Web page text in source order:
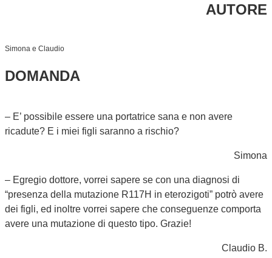
AUTORE
Simona e Claudio
DOMANDA
– E’ possibile essere una portatrice sana e non avere
ricadute? E i miei figli saranno a rischio?
Simona
– Egregio dottore, vorrei sapere se con una diagnosi di
“presenza della mutazione R117H in eterozigoti” potrò avere
dei figli, ed inoltre vorrei sapere che conseguenze comporta
avere una mutazione di questo tipo. Grazie!
Claudio B.